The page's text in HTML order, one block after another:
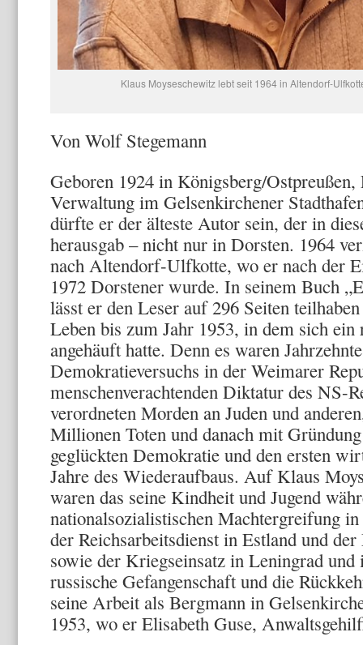
Klaus Moyseschewitz lebt seit 1964 in Altendorf-
Von Wolf Stegemann
Geboren 1924 in Königsberg/
Verwaltung im Gelsenkirchener
dürfte er der älteste Autor sein, der in
herausgab – nicht nur in Dorsten. 1964
nach Altendorf-Ulfkotte, wo er nach der
1972 Dorstener wurde. In seinem Buch
lässt er den Leser auf 296 Seiten
Leben bis zum Jahr 1953, in dem sich
angehäuft hatte. Denn es waren
Demokratieversuchs in der Weimarer
menschenverachtenden Diktatur des NS-
verordneten Morden an Juden und
Millionen Toten und danach mit
geglückten Demokratie und den ersten
Jahre des Wiederaufbaus. Auf Klaus
waren das seine Kindheit und Jugend
nationalsozialistischen Machtergreifung
der Reichsarbeitsdienst in Estland und
sowie der Kriegseinsatz in Leningrad und
russische Gefangenschaft und die
seine Arbeit als Bergmann in
1953, wo er Elisabeth Guse,